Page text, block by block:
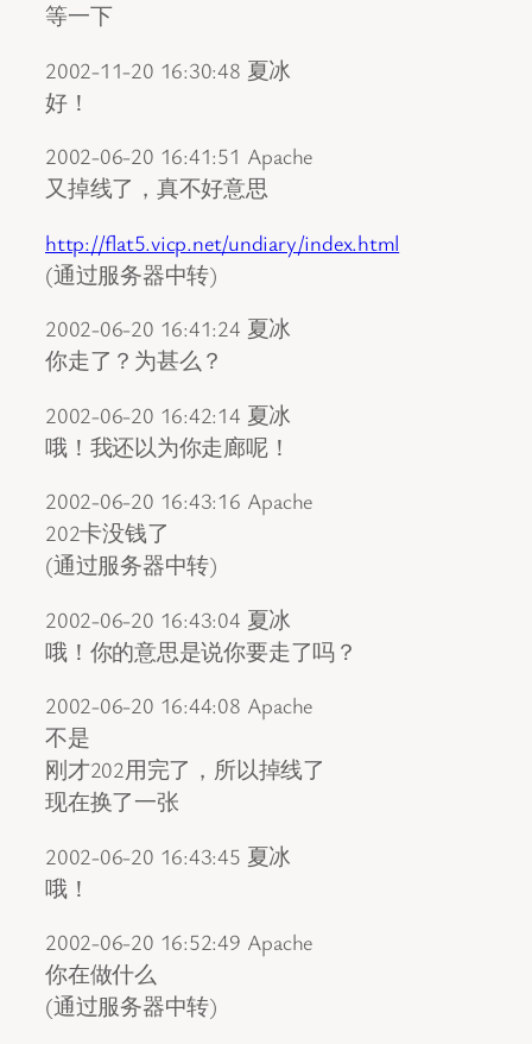
等一下
2002-11-20 16:30:48 夏冰
好！
2002-06-20 16:41:51 Apache
又掉线了，真不好意思
http://flat5.vicp.net/undiary/index.html
(通过服务器中转)
2002-06-20 16:41:24 夏冰
你走了？为甚么？
2002-06-20 16:42:14 夏冰
哦！我还以为你走廊呢！
2002-06-20 16:43:16 Apache
202卡没钱了
(通过服务器中转)
2002-06-20 16:43:04 夏冰
哦！你的意思是说你要走了吗？
2002-06-20 16:44:08 Apache
不是
刚才202用完了，所以掉线了
现在换了一张
2002-06-20 16:43:45 夏冰
哦！
2002-06-20 16:52:49 Apache
你在做什么
(通过服务器中转)